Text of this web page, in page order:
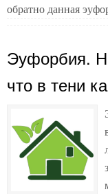
обратно данная
Эуфорбия.
что в тени